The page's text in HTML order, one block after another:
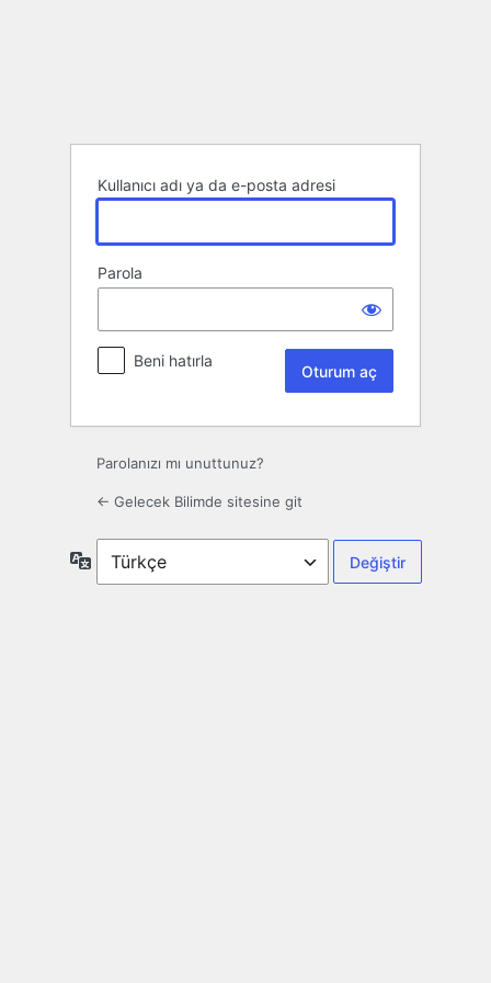
Kullanıcı adı ya da e-posta adresi
Parola
Beni hatırla
Parolanızı mı unuttunuz?
← Gelecek Bilimde sitesine git
Dil